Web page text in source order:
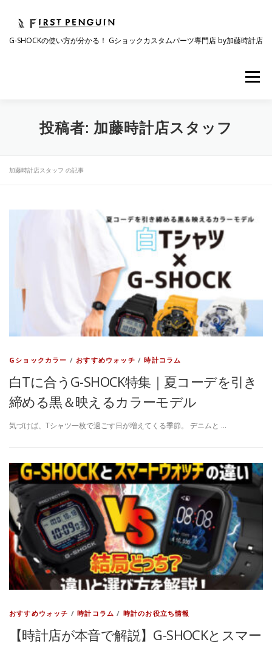
ッ
G-SHOCKの使い方が分かる！ Gショックカスタムパーツ専門店 by加藤時計店
メニュー
会社について 事業紹介 ワクワク企画
時計コラム ラインナップ
投稿者: 加藤時計店スタッフ
加藤時計店スタッフ の記事
Gショックカラー /おすすめウォッチ /時計コラム
白Tに合うG-SHOCK特集｜夏コーデを引き
締める黒＆映えるカラーモデル
気づけば、Tシャツ一枚で過ごす日が増えてくる季節。 デニムと …
おすすめウォッチ /時計コラム / 時計のお役立ち情報
【時計店が本音で解説】G-SHOCKとスマー